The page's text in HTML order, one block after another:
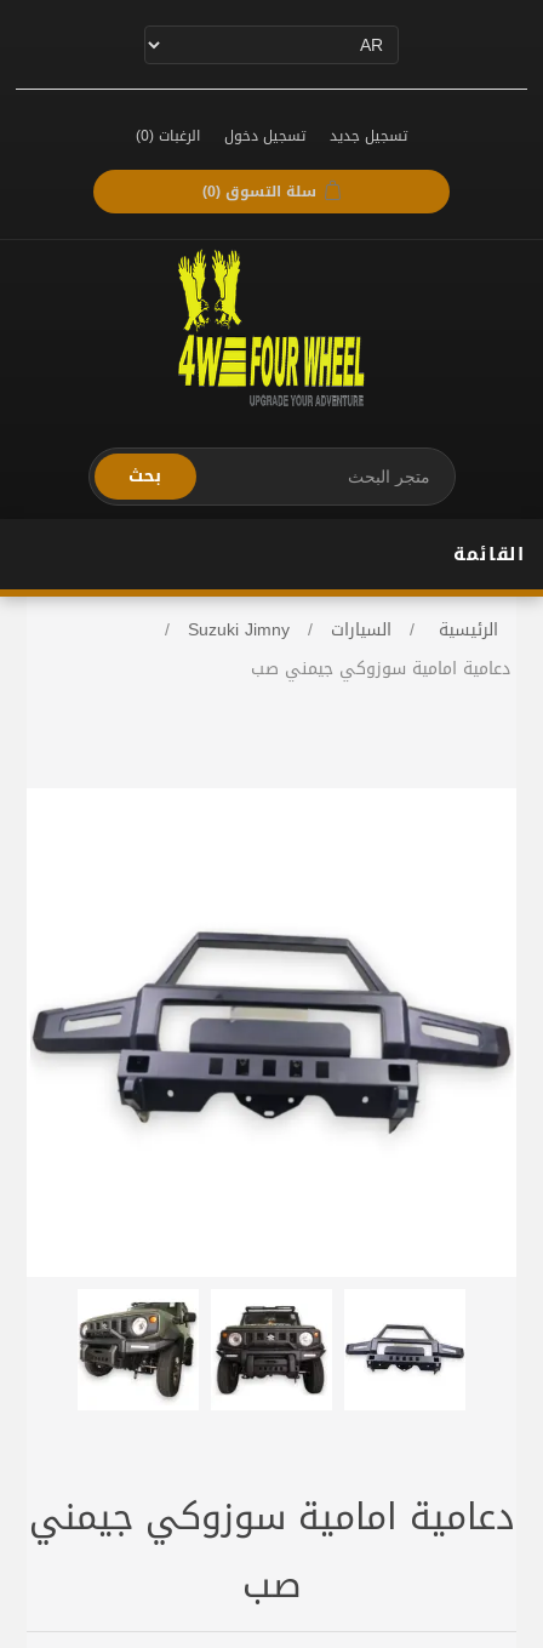
تسجيل جديد تسجيل دخول الرغبات(0)
سلة التسوق(0)
بحث
القائمة
الرئيسية / السيارات /
Suzuki Jimny
/
دعامية امامية سوزوكي جيمني صب
دعامية امامية سوزوكي جيمني
صب